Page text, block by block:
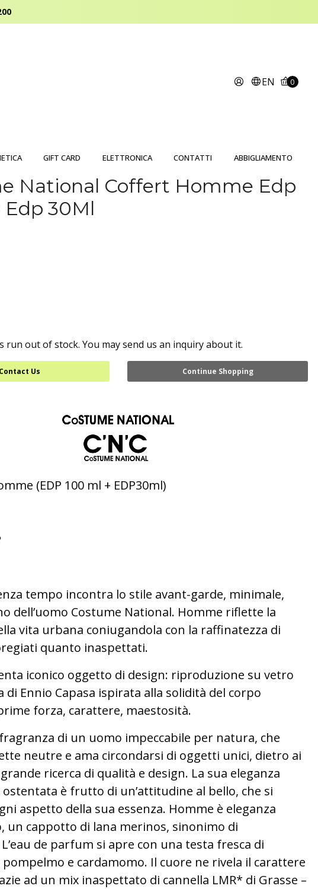
EN 0
GIFT CARD ELETTRONICA CONTATTI ABBIGLIAMENTO
National Coffert Homme Edp
Edp 30Ml
run out of stock. You may send us an inquiry about it.
Contact Us Continue Shopping
(EDP 100 ml + EDP30ml)
tempo incontra lo stile avant-garde, minimale,
dell’uomo Costume National. Homme riflette la
vita urbana coniugandola con la raffinatezza di
quanto inaspettati.
iconico oggetto di design: riproduzione su vetro
di Ennio Capasa ispirata alla solidità del corpo
forza, carattere, maestosità.
di un uomo impeccabile per natura, che
neutre e ama circondarsi di oggetti unici, dietro ai
grande ricerca di qualità e design. La sua eleganza
è frutto di un’attitudine al bello, che si
aspetto della sua essenza. Homme è eleganza
un cappotto di lana merinos, sinonimo di
de parfum si apre con una testa fresca di
e cardamomo. Il cuore ne rivela il carattere
ad un mix inaspettato di cannella LMR* di Grasse –